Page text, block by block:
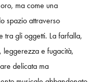
ma come una
spazio attraverso
tra gli oggetti. La farfalla,
leggerezza e fugacità,
delicata ma